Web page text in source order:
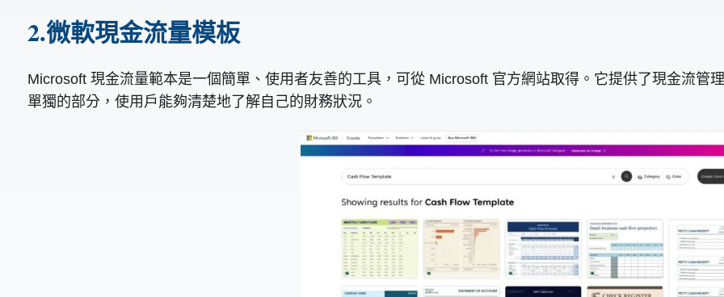
2.微軟現金流量模板
Microsoft 現金流量範本是一個簡單、使用者友善的工具，可從 Microsoft 官方網站取得。它提供了現金流管
單獨的部分，使用戶能夠清楚地了解自己的財務狀況。